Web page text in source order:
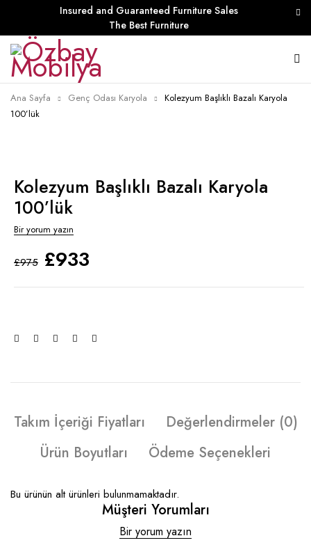
Insured and Guaranteed Furniture Sales
The Best Furniture
Ana Sayfa Genç Odası Karyola
Kolezyum Başlıklı Bazalı Karyola
100’lük
Kolezyum Başlıklı Bazalı Karyola
100’lük
Bir yorum yazın
£975 £933
Takım İçeriği Fiyatları
Değerlendirmeler (0)
Ürün Boyutları
Ödeme Seçenekleri
Bu ürünün alt ürünleri bulunmamaktadır.
Müşteri Yorumları
Bir yorum yazın